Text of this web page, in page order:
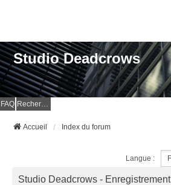
Studio Deadcrows
FAQ Rechercher
Accueil Index du forum
Langue :
Studio Deadcrows - Enregistrement